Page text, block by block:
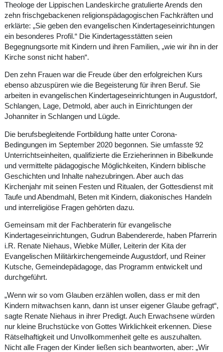
Theologe der Lippischen Landeskirche gratulierte Arends den
zehn frischgebackenen religionspädagogischen Fachkräften und
erklärte: „Sie geben den evangelischen Kindertageseinrichtungen
ein besonderes Profil.“ Die Kindertagesstätten seien
Begegnungsorte mit Kindern und ihren Familien, „wie wir ihn in der
Kirche sonst nicht haben“.
Den zehn Frauen war die Freude über den erfolgreichen Kurs
ebenso abzuspüren wie die Begeisterung für ihren Beruf. Sie
arbeiten in evangelischen Kindertageseinrichtungen in Augustdorf,
Schlangen, Lage, Detmold, aber auch in Einrichtungen der
Johanniter in Schlangen und Lügde.
Die berufsbegleitende Fortbildung hatte unter Corona-
Bedingungen im September 2020 begonnen. Sie umfasste 92
Unterrichtseinheiten, qualifizierte die Erzieherinnen in Bibelkunde
und vermittelte pädagogische Möglichkeiten, Kindern biblische
Geschichten und Inhalte nahezubringen. Aber auch das
Kirchenjahr mit seinen Festen und Ritualen, der Gottesdienst mit
Taufe und Abendmahl, Beten mit Kindern, diakonisches Handeln
und interreligiöse Fragen gehörten dazu.
Gemeinsam mit der Fachberaterin für evangelische
Kindertageseinrichtungen, Gudrun Babendererde, haben Pfarrerin
i.R. Renate Niehaus, Wiebke Müller, Leiterin der Kita der
Evangelischen Militärkirchengemeinde Augustdorf, und Reiner
Kutsche, Gemeindepädagoge, das Programm entwickelt und
durchgeführt.
„Wenn wir so vom Glauben erzählen wollen, dass er mit den
Kindern mitwachsen kann, dann ist unser eigener Glaube gefragt“,
sagte Renate Niehaus in ihrer Predigt. Auch Erwachsene würden
nur kleine Bruchstücke von Gottes Wirklichkeit erkennen. Diese
Rätselhaftigkeit und Unvollkommenheit gelte es auszuhalten.
Nicht alle Fragen der Kinder ließen sich beantworten, aber: „Wir